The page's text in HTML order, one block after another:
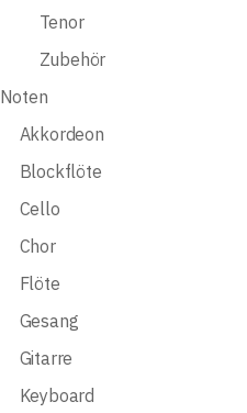
Tenor
Zubehör
Noten
Akkordeon
Blockflöte
Cello
Chor
Flöte
Gesang
Gitarre
Keyboard